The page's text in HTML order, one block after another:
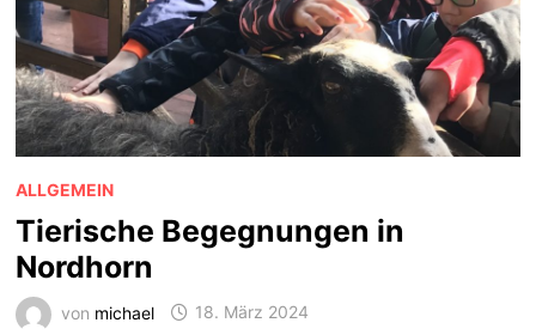
ALLGEMEIN
Tierische Begegnungen in
Nordhorn
von michael 18. März 2024